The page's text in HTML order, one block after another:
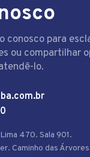
conosco para
ou compartilhar
lo.
470. Sala 901.
Caminho das